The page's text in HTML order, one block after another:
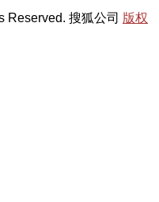
Reserved. 搜狐公司 版权